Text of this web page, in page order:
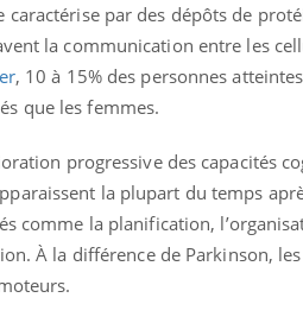
caractérise par des dépôts de
la communication entre les
, 10 à 15% des personnes
que les femmes.
progressive des capacités
la plupart du temps
comme la planification,
À la différence de Parkinson,